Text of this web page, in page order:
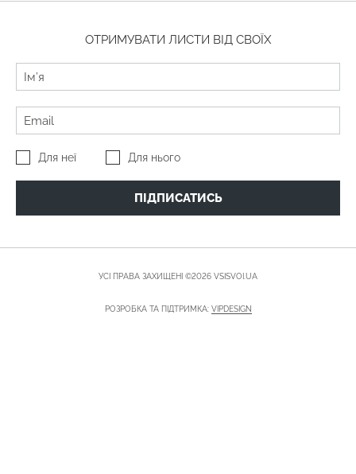
ОТРИМУВАТИ ЛИСТИ ВІД СВОЇХ
Для неї Для нього
ПІДПИСАТИСЬ
УСІ ПРАВА ЗАХИЩЕНІ ©2026 VSISVOI.UA
РОЗРОБКА ТА ПІДТРИМКА: VIPDESIGN